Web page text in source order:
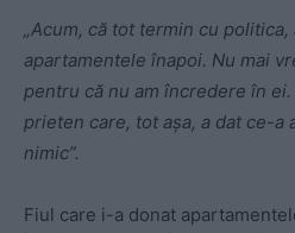
„Acum, că tot termin cu politica,
apartamentele înapoi. Nu mai
pentru că nu am încredere în
prieten care, tot așa, a dat ce-a
nimic”.
Fiul care i-a donat